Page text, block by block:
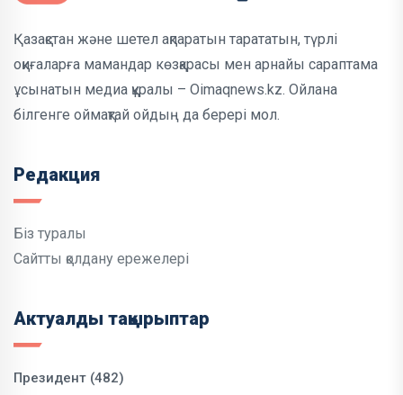
Қазақстан және шетел ақпаратын тарататын, түрлі
оқиғаларға мамандар көзқарасы мен арнайы сараптама
ұсынатын медиа құралы – Oimaqnews.kz. Ойлана
білгенге оймақтай ойдың да берері мол.
Редакция
Біз туралы
Сайтты қолдану ережелері
Актуалды тақырыптар
Президент (482)